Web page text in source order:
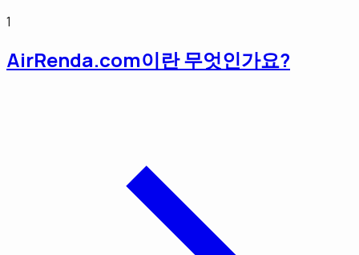
1
AirRenda.com이란 무엇인가요?